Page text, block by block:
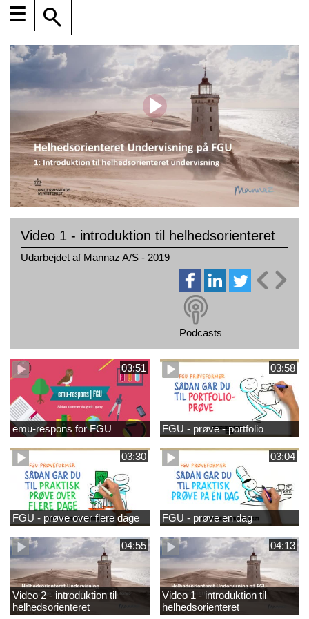
☰
Video 1 - introduktion til helhedsorienteret
Udarbejdet af Mannaz A/S - 2019
Podcasts
03:51
emu-respons for FGU
03:58
FGU - prøve - portfolio
03:30
FGU - prøve over flere dage
03:04
FGU - prøve en dag
04:55
Video 2 - introduktion til
helhedsorienteret
04:13
Video 1 - introduktion til
helhedsorienteret